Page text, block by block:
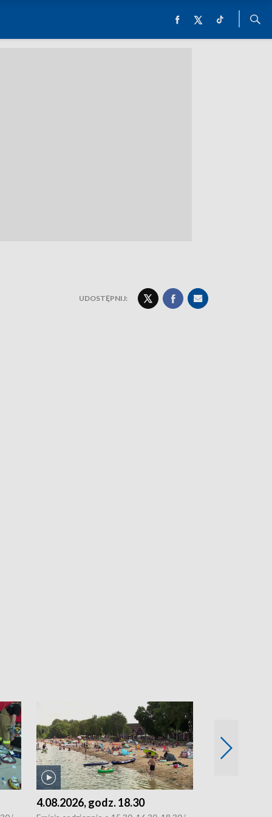
UDOSTĘPNIJ:
4.08.2026, godz. 18.30